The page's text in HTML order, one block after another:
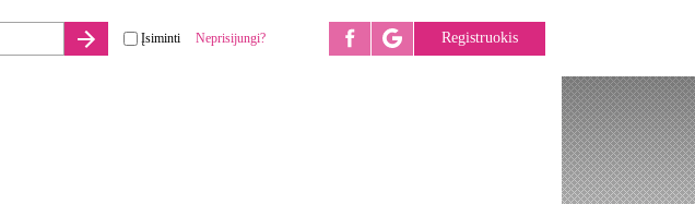
Įsiminti Neprisijungi? Registruokis